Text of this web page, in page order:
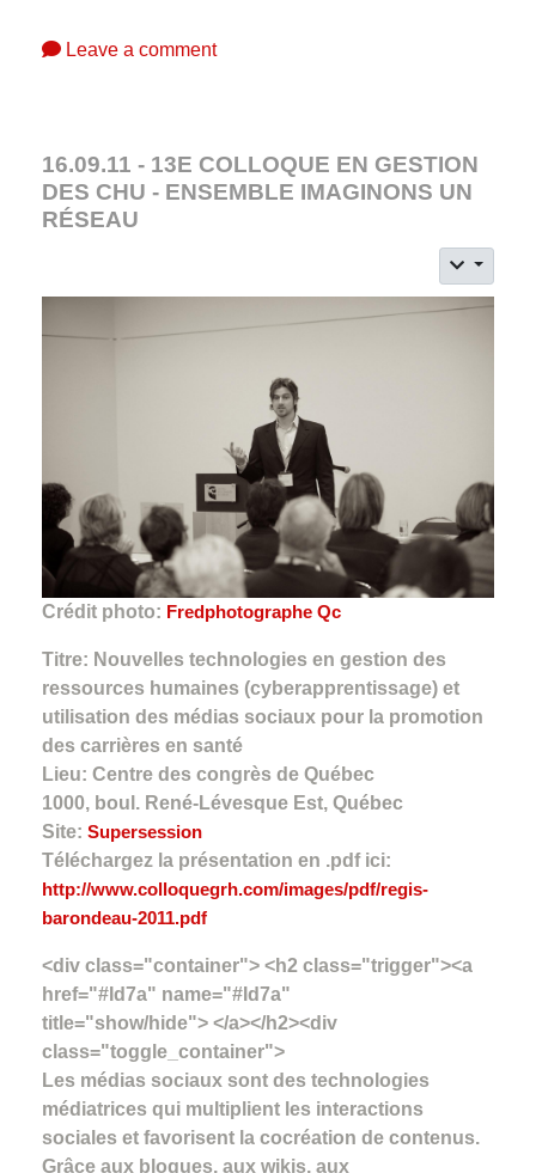
Leave a comment
16.09.11 - 13E COLLOQUE EN GESTION
DES CHU - ENSEMBLE IMAGINONS UN
RÉSEAU
Crédit photo: Fredphotographe Qc
Titre: Nouvelles technologies en gestion des
ressources humaines (cyberapprentissage) et
utilisation des médias sociaux pour la promotion
des carrières en santé
Lieu: Centre des congrès de Québec
1000, boul. René-Lévesque Est, Québec
Site: Supersession
Téléchargez la présentation en .pdf ici:
http://www.colloquegrh.com/images/pdf/regis-
barondeau-2011.pdf
<div class="container"> <h2 class="trigger"><a
href="#Id7a" name="#Id7a"
title="show/hide"> </a></h2><div
class="toggle_container">
Les médias sociaux sont des technologies
médiatrices qui multiplient les interactions
sociales et favorisent la cocréation de contenus.
Grâce aux blogues, aux wikis, aux